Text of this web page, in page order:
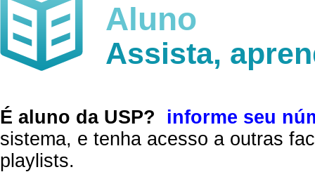
Aluno
Assista,
É aluno da USP?
informe seu
sistema, e tenha acesso a outras
playlists.